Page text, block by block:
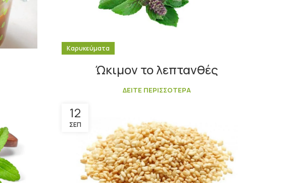
Καρυκεύματα
Ώκιμον το λεπτανθές
ΔΕΙΤΕ ΠΕΡΙΣΣΟΤΕΡΑ
12
ΣΕΠ